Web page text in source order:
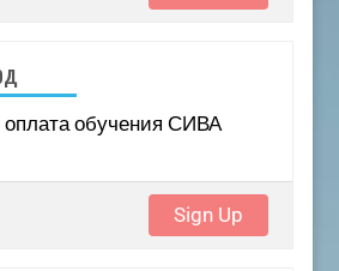
обучения СИВА
Sign Up